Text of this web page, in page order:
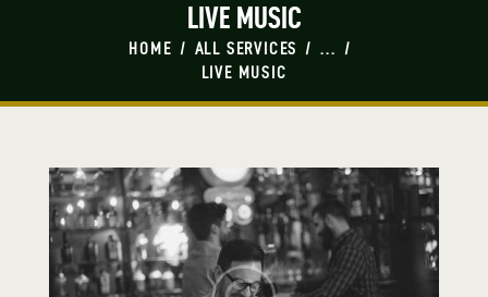
LIVE MUSIC
HOME ALL SERVICES
...
LIVE MUSIC
MASH UP
PRESS
SHOP
TAP ROOM
EVENTS